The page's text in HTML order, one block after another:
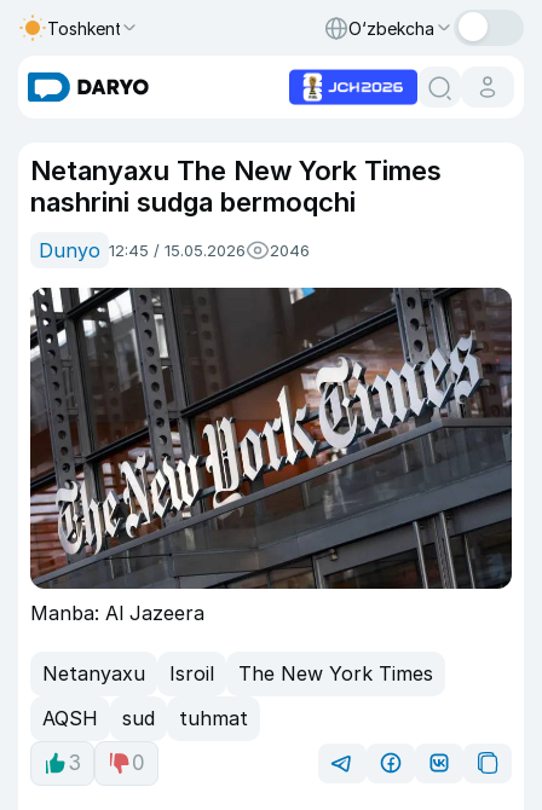
Toshkent O‘zbekcha
Netanyaxu The New York Times
nashrini sudga bermoqchi
Dunyo 12:45 / 15.05.2026 2046
Manba: Al Jazeera
Netanyaxu Isroil
The New York Times
AQSH
sud
tuhmat
3
0